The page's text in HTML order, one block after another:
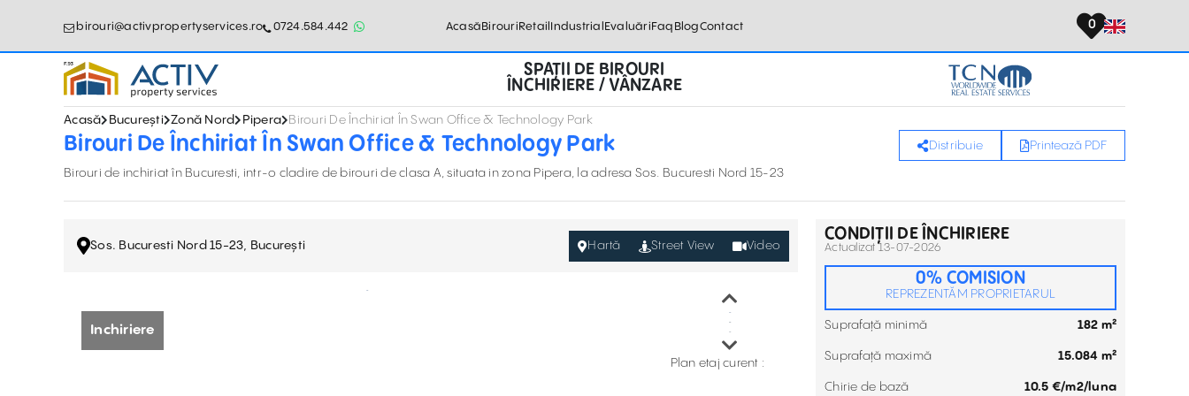
birouri@activpropertyservices.ro 0724.584.442 AcasăBirouriRetailIndustrialEvaluăriFaq BlogContact 0
SPAȚII DE BIROURI
ÎNCHIRIERE / VÂNZARE
Acasă București Zonă Nord Pipera Birouri De Închiriat În Swan Office & Technology Park
Birouri De Închiriat În Swan Office & Technology Park
Birouri de inchiriat în Bucuresti, intr-o cladire de birouri de clasa A, situata in zona Pipera, la adresa Sos. Bucuresti Nord 15-23
Distribuie Printează PDF
Sos. Bucuresti Nord 15-23, București Hartă Street View Video
Inchiriere
Plan etaj curent :
CONDIȚII DE ÎNCHIRIERE
Actualizat 13-07-2026
0% COMISION
REPREZENTĂM PROPRIETARUL
Suprafață minimă 182 m²
Suprafață maximă 15.084 m²
Chirie de bază 10.5 €/m2/luna